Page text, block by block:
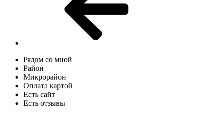
Рядом со мной
Район
Микрорайон
Оплата картой
Есть сайт
Есть отзывы